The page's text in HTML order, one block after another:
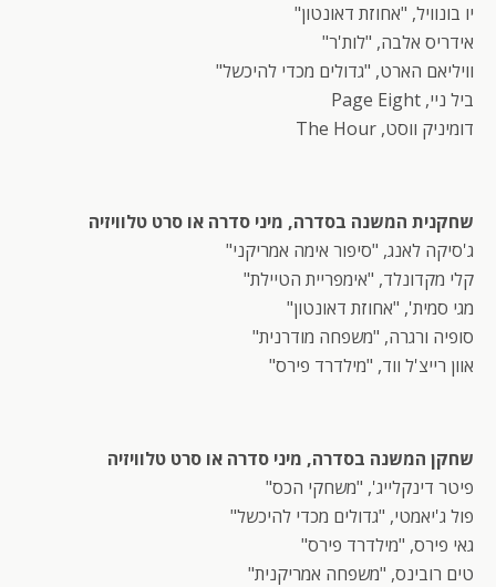
יו בונוויל, "אחוזת דאונטון"
אידריס אלבה, "לות'ר"
וויליאם הארט, "גדולים מכדי להיכשל"
ביל ניי, Page Eight
דומיניק ווסט, The Hour
שחקנית המשנה בסדרה, מיני סדרה או סרט טלוויזיה
ג'סיקה לאנג, "סיפור אימה אמריקני"
קלי מקדונלד, "אימפריית הטיילת"
מגי סמית', "אחוזת דאונטון"
סופיה ורגרה, "משפחה מודרנית"
אוון רייצ'ל ווד, "מילדרד פירס"
שחקן המשנה בסדרה, מיני סדרה או סרט טלוויזיה
פיטר דינקלייג', "משחקי הכס"
פול ג'יאמטי, "גדולים מכדי להיכשל"
גאי פירס, "מילדרד פירס"
טים רובינס, "משפחה אמריקנית"